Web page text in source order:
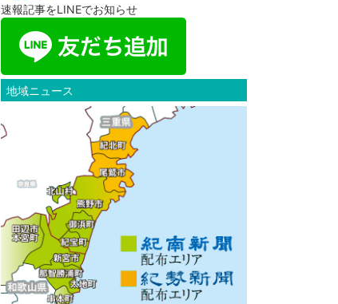
速報記事をLINEでお知らせ
地域ニュース